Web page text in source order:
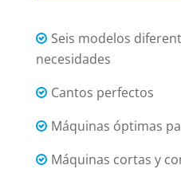
Seis modelos
necesidades
Cantos perfectos
Máquinas óptimas
Máquinas cortas y